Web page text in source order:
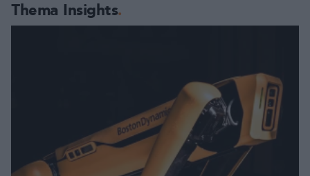
Thema Insights